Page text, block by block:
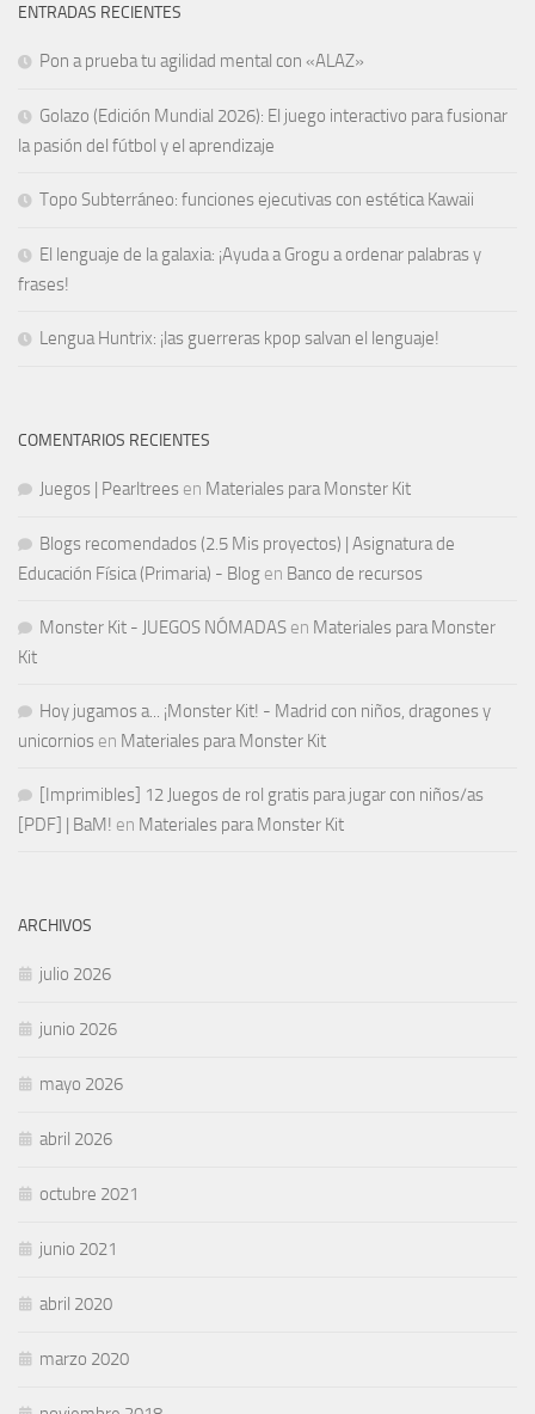
ENTRADAS RECIENTES
Pon a prueba tu agilidad mental con «ALAZ»
Golazo (Edición Mundial 2026): El juego interactivo para fusionar
la pasión del fútbol y el aprendizaje
Topo Subterráneo: funciones ejecutivas con estética Kawaii
El lenguaje de la galaxia: ¡Ayuda a Grogu a ordenar palabras y
frases!
Lengua Huntrix: ¡las guerreras kpop salvan el lenguaje!
COMENTARIOS RECIENTES
Juegos | Pearltrees en Materiales para Monster Kit
Blogs recomendados (2.5 Mis proyectos) | Asignatura de
Educación Física (Primaria) - Blog en Banco de recursos
Monster Kit - JUEGOS NÓMADAS en Materiales para Monster
Kit
Hoy jugamos a... ¡Monster Kit! - Madrid con niños, dragones y
unicornios en Materiales para Monster Kit
[Imprimibles] 12 Juegos de rol gratis para jugar con niños/as
[PDF] | BaM! en Materiales para Monster Kit
ARCHIVOS
julio 2026
junio 2026
mayo 2026
abril 2026
octubre 2021
junio 2021
abril 2020
marzo 2020